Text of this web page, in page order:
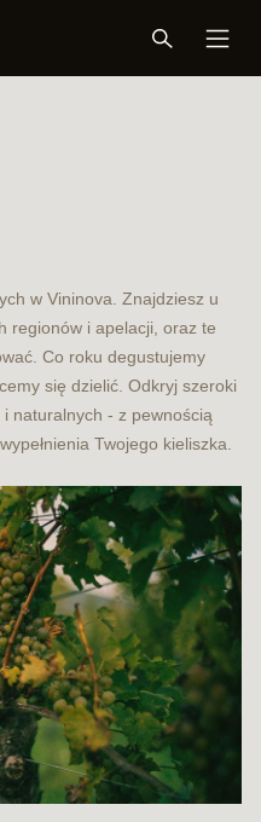
w Vininova. Znajdziesz u
regionów i apelacji, oraz te
Co roku degustujemy
się dzielić. Odkryj szeroki
naturalnych - z pewnością
Twojego kieliszka.